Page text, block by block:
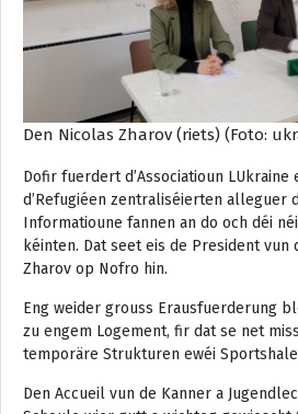
Den Nicolas Zharov (riets) (Foto:
Dofir fuerdert d’Associatioun
d’Refugiéen zentraliséierten alleguer
Informatioune fannen an do och déi
kéinten. Dat seet eis de President vun
Zharov op Nofro hin.
Eng weider grouss Erausfuerderung
zu engem Logement, fir dat se net
temporäre Strukturen ewéi
Den Accueil vun de Kanner a